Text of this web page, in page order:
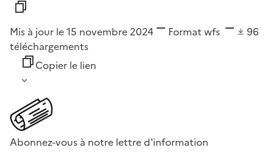
Mis à jour le 15 novembre 2024 Format wfs
96
téléchargements
Copier le lien
Abonnez-vous à notre lettre d'information